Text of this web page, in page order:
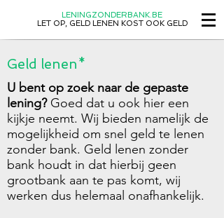
LENINGZONDERBANK.BE
LET OP, GELD LENEN KOST OOK GELD
Geld lenen*
U bent op zoek naar de gepaste
lening?Goed dat u ook hier een
kijkje neemt. Wij bieden namelijk de
mogelijkheid om snel geld te lenen
zonder bank. Geld lenen zonder
bank houdt in dat hierbij geen
grootbank aan te pas komt, wij
werken dus helemaal onafhankelijk.